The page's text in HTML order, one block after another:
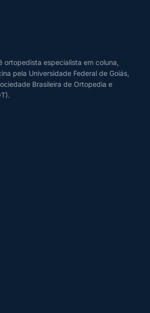
ortopedista especialista em coluna,
pela Universidade Federal de Goiás,
Brasileira de Ortopedia e